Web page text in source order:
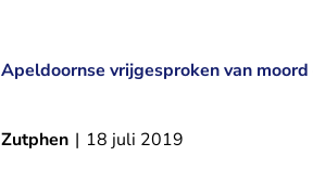
Apeldoornse vrijgesproken van
Zutphen | 18 juli 2019